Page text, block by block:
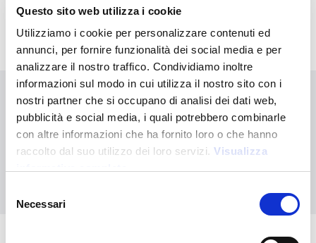
Questo sito web utilizza i cookie
Utilizziamo i cookie per personalizzare contenuti ed
annunci, per fornire funzionalità dei social media e per
analizzare il nostro traffico. Condividiamo inoltre
informazioni sul modo in cui utilizza il nostro sito con i
nostri partner che si occupano di analisi dei dati web,
pubblicità e social media, i quali potrebbero combinarle
con altre informazioni che ha fornito loro o che hanno
raccolto dal suo utilizzo dei loro servizi. Visualizza
delNecessari
Non hai trovato quello che stai cercando?
Contattaci per ricevere asistenza oppure richiedi il tuo ordine
personalizzato
Contattaci